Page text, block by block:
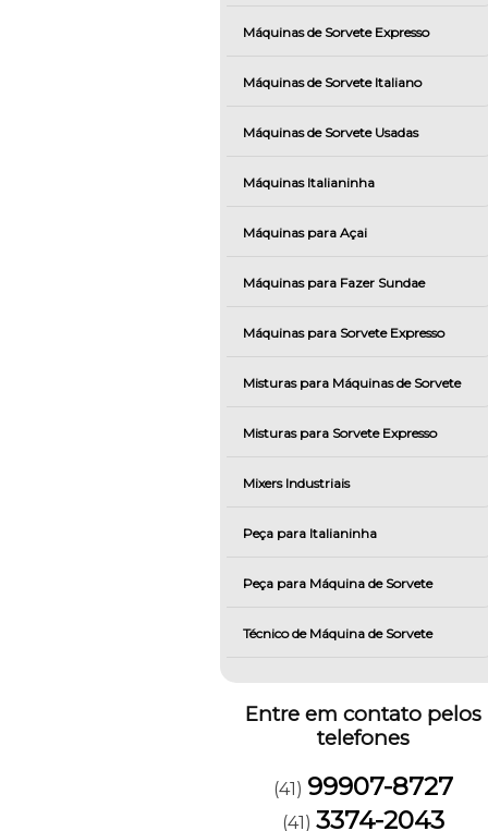
Máquinas de Sorvete Expresso
Máquinas de Sorvete Italiano
Máquinas de Sorvete Usadas
Máquinas Italianinha
Máquinas para Açai
Máquinas para Fazer Sundae
Máquinas para Sorvete Expresso
Misturas para Máquinas de Sorvete
Misturas para Sorvete Expresso
Mixers Industriais
Peça para Italianinha
Peça para Máquina de Sorvete
Técnico de Máquina de Sorvete
Entre em contato pelos
telefones
(41) 99907-8727
(41)3374-2043